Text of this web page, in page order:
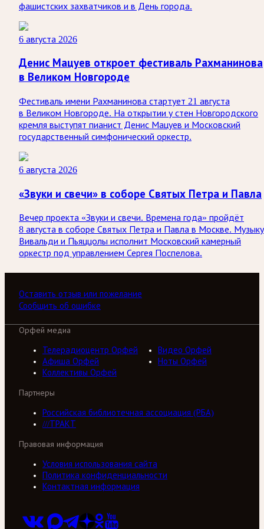
фашистских захватчиков и в День города.
6 августа 2026
Денис Мацуев откроет фестиваль Рахманинова
в Великом Новгороде
Фестиваль имени Рахманинова стартует 21 августа
в Великом Новгороде. На открытии у стен Новгородского
кремля выступят пианист Денис Мацуев и Московский
государственный симфонический оркестр.
6 августа 2026
«Звуки и свечи» в соборе Святых Петра и Павла
Вечер проекта «Звуки и свечи. Времена года» пройдёт
8 августа в соборе Святых Петра и Павла в Москве. Музыку
Вивальди и Пьяццолы исполнит Московский камерный
оркестр под управлением Сергея Поспелова.
Оставить отзыв или пожелание
Сообщить об ошибке
Орфей медиа
Телерадиоцентр Орфей
Видео Орфей
Афиша Орфей
Ноты Орфей
Коллективы Орфей
Партнеры
Российская библиотечная ассоциация (РБА)
///ТРАКТ
Правовая информация
Условия использования сайта
Политика конфиденциальности
Контактная информация